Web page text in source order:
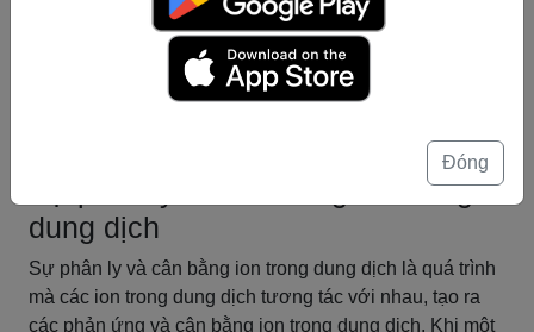
có thể thay đổi tính chất vật lý của dung dịch. Hiểu rõ về
ảnh hưởng này sẽ giúp chúng ta có cái nhìn toàn diện
hơn về tính chất và ứng dụng của dung dịch trong thực
Sự phân ly và cân bằng ion trong
dung dịch
Sự phân ly và cân bằng ion trong dung dịch là quá trình
mà các ion trong dung dịch tương tác với nhau, tạo ra
các phản ứng và cân bằng ion trong dung dịch. Khi một
Đóng